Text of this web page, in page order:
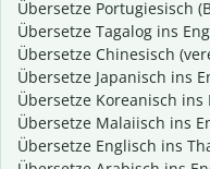
Übersetze Portugiesisch
Übersetze Tagalog ins
Übersetze Chinesisch
Übersetze Japanisch ins
Übersetze Koreanisch ins
Übersetze Malaiisch ins
Übersetze Englisch ins